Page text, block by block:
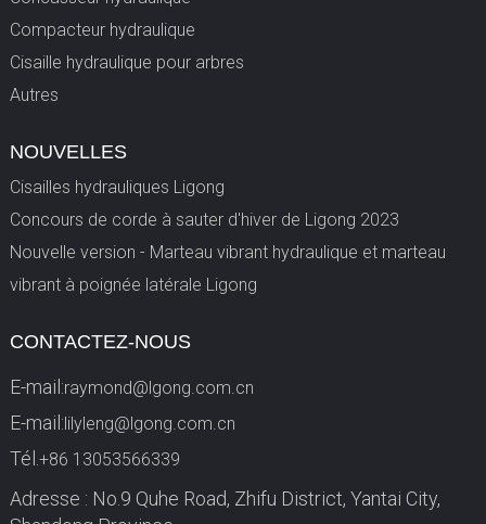
Compacteur hydraulique
Cisaille hydraulique pour arbres
Autres
NOUVELLES
Cisailles hydrauliques Ligong
Concours de corde à sauter d'hiver de Ligong 2023
Nouvelle version - Marteau vibrant hydraulique et marteau
vibrant à poignée latérale Ligong
CONTACTEZ-NOUS
E-mail:raymond@lgong.com.cn
E-mail:lilyleng@lgong.com.cn
Tél. +86 13053566339
Adresse : No.9 Quhe Road, Zhifu District, Yantai City,